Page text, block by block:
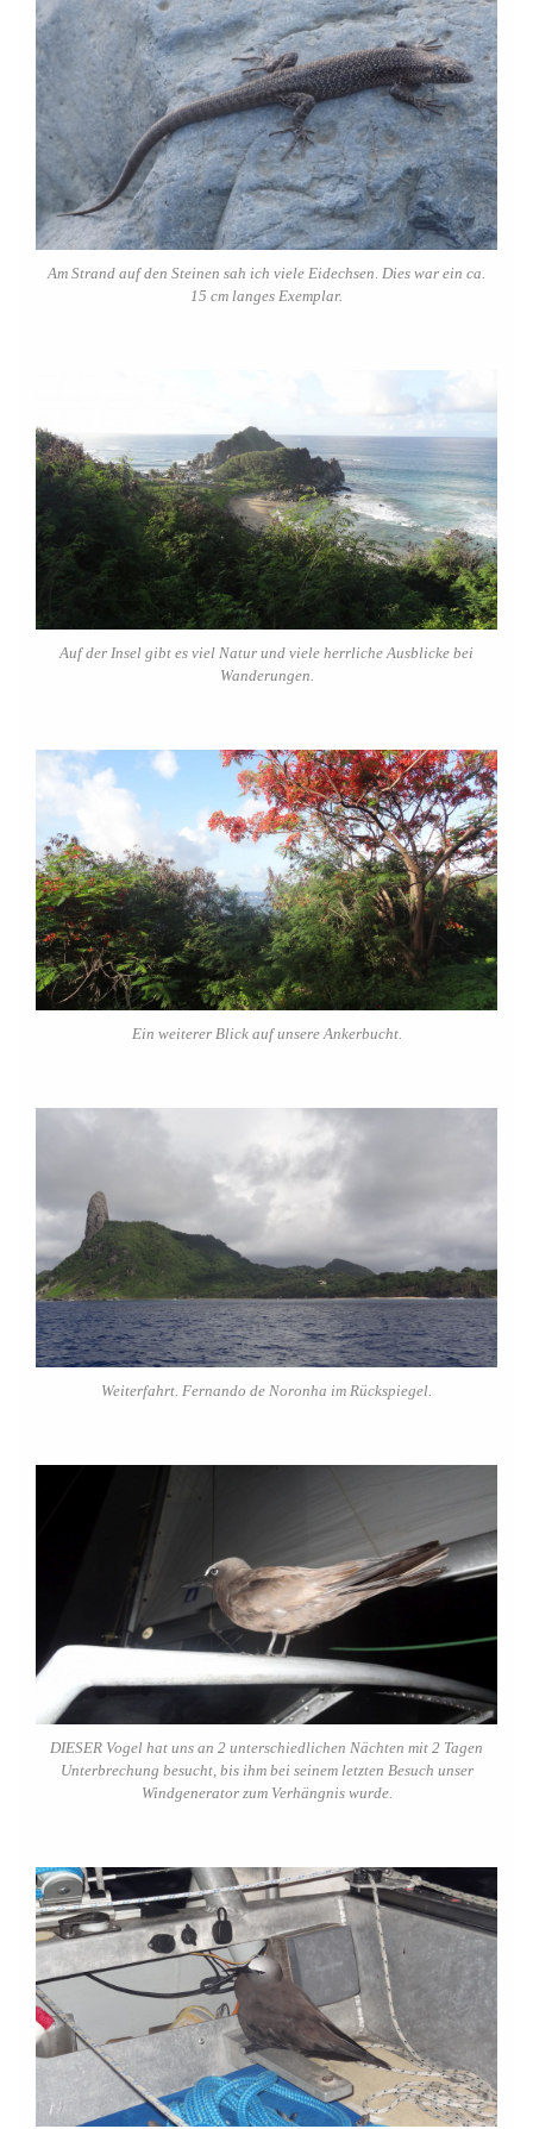
Am Strand auf den Steinen sah ich viele Eidechsen. Dies war ein ca.
15 cm langes Exemplar.
Auf der Insel gibt es viel Natur und viele herrliche Ausblicke bei
Wanderungen.
Ein weiterer Blick auf unsere Ankerbucht.
Weiterfahrt. Fernando de Noronha im Rückspiegel.
DIESER Vogel hat uns an 2 unterschiedlichen Nächten mit 2 Tagen
Unterbrechung besucht, bis ihm bei seinem letzten Besuch unser
Windgenerator zum Verhängnis wurde.